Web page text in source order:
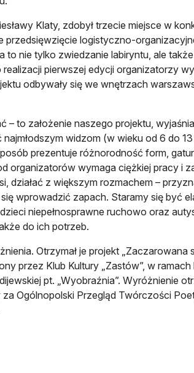
Klaty, zdobył trzecie miejsce w
logistyczno-
nie tylko zwiedzanie labiryntu, ale
pierwszej edycji organizatorzy
odbywały się we wnętrzach
– to założenie naszego projektu,
widzom (w wieku od 6 do
prezentuje różnorodność form,
organizatorów wymaga ciężkiej pracy i
działać z większym rozmachem –
wprowadzić zapach. Staramy się być
niepełnosprawne ruchowo oraz
do ich potrzeb.
Otrzymał je projekt „Zaczarowana
przez Klub Kultury „Zastów”, w
pt. „Wyobraźnia”. Wyróżnienie
Ogólnopolski Przegląd Twórczości